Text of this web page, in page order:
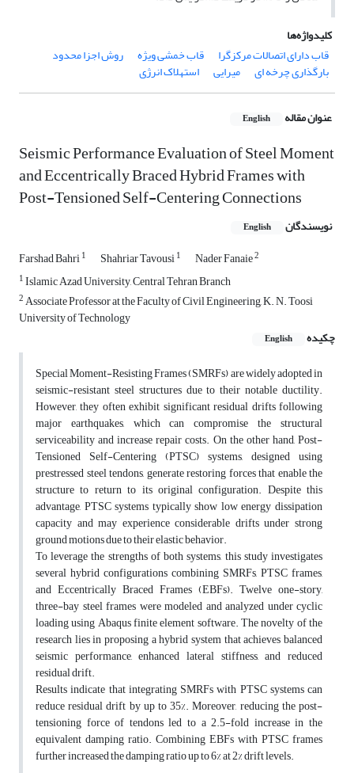
کلیدواژه‌ها
قاب دارای اتصالات مرکزگرا
قاب خمشی ویژه روش اجزا محدود
بارگذاری چرخه ای میرایی استهلاک انرژی
عنوان مقاله English
Seismic Performance Evaluation of Steel Moment
and Eccentrically Braced Hybrid Frames with
Post-Tensioned Self-Centering Connections
نویسندگان English
Farshad Bahri1 Shahriar Tavousi1 Nader Fanaie2
1Islamic Azad University, Central Tehran Branch
2Associate Professor at the Faculty of Civil Engineering, K. N. Toosi
University of Technology
چکیده
English
Special Moment-Resisting Frames (SMRFs) are widely adopted in
seismic-resistant steel structures due to their notable ductility.
However, they often exhibit significant residual drifts following
major earthquakes, which can compromise the structural
serviceability and increase repair costs. On the other hand, Post-
Tensioned Self-Centering (PTSC) systems, designed using
prestressed steel tendons, generate restoring forces that enable the
structure to return to its original configuration. Despite this
advantage, PTSC systems typically show low energy dissipation
capacity and may experience considerable drifts under strong
ground motions due to their elastic behavior.
To leverage the strengths of both systems, this study investigates
several hybrid configurations combining SMRFs, PTSC frames,
and Eccentrically Braced Frames (EBFs). Twelve one-story,
three-bay steel frames were modeled and analyzed under cyclic
loading using Abaqus finite element software. The novelty of the
research lies in proposing a hybrid system that achieves balanced
seismic performance, enhanced lateral stiffness, and reduced
residual drift.
Results indicate that integrating SMRFs with PTSC systems can
reduce residual drift by up to 35%. Moreover, reducing the post-
tensioning force of tendons led to a 2.5-fold increase in the
equivalent damping ratio. Combining EBFs with PTSC frames
further increased the damping ratio up to 6% at 2% drift levels.